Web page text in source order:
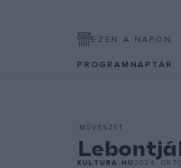
EZEN A NAPON
PROGRAMNAPTÁR
MŰVÉSZET
KULTURA.HU 2024.